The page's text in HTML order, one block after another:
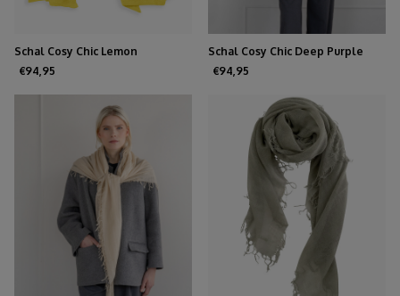
Schal Cosy Chic Lemon
€94,95
Schal Cosy Chic Deep Purple
€94,95